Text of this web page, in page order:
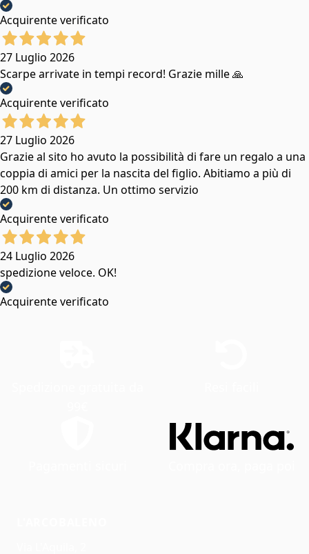
Acquirente verificato
27 Luglio 2026
Scarpe arrivate in tempi record! Grazie mille 🙏
Acquirente verificato
27 Luglio 2026
Grazie al sito ho avuto la possibilità di fare un regalo a una
coppia di amici per la nascita del figlio. Abitiamo a più di
200 km di distanza. Un ottimo servizio
Acquirente verificato
24 Luglio 2026
spedizione veloce. OK!
Acquirente verificato